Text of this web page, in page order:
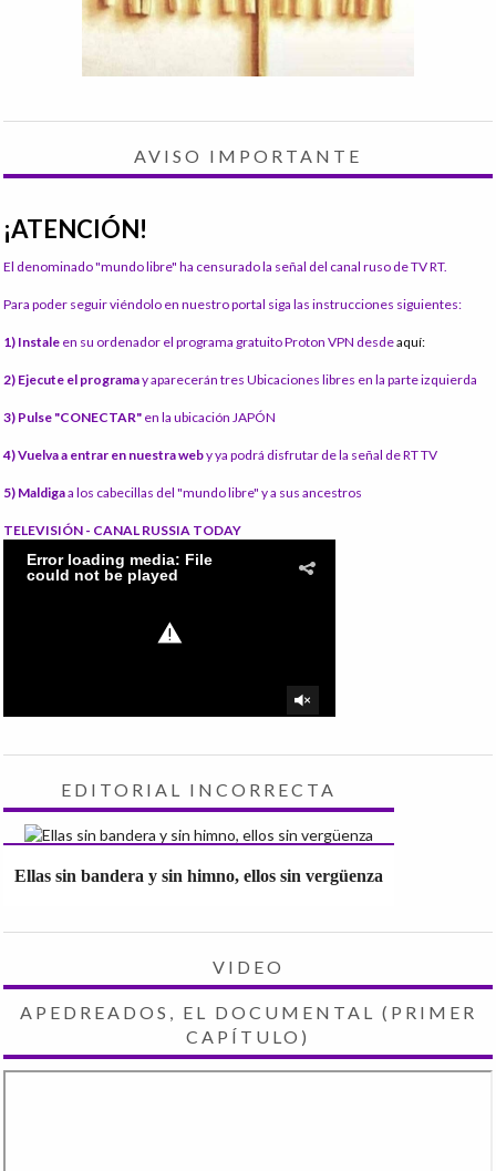
AVISO IMPORTANTE
¡ATENCIÓN!
El denominado "mundo libre" ha censurado la señal del canal ruso de TV RT.
Para poder seguir viéndolo en nuestro portal siga las instrucciones siguientes:
1) Instale en su ordenador el programa gratuito Proton VPN desdeaquí:
2) Ejecute el programay aparecerán tres Ubicaciones libres en la parte izquierda
3) Pulse "CONECTAR" en la ubicación JAPÓN
4) Vuelva a entrar en nuestra weby ya podrá disfrutar de la señal de RT TV
5) Maldigaa los cabecillas del "mundo libre" y a sus ancestros
TELEVISIÓN - CANAL RUSSIA TODAY
EDITORIAL INCORRECTA
Ellas sin bandera y sin himno, ellos sin vergüenza
VIDEO
APEDREADOS, EL DOCUMENTAL (PRIMER
CAPÍTULO)